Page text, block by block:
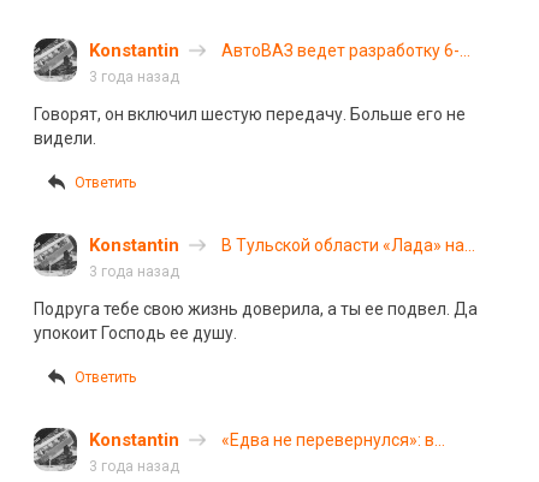
Konstantin
АвтоВАЗ ведет разработку 6-
3 года назад
Говорят, он включил шестую передачу. Больше его не
видели.
Ответить
Konstantin
В Тульской области «Лада» на
3 года назад
Подруга тебе свою жизнь доверила, а ты ее подвел. Да
упокоит Господь ее душу.
Ответить
Konstantin
«Едва не перевернулся»: в
3 года назад